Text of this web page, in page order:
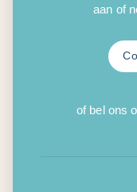
aan of
of bel ons